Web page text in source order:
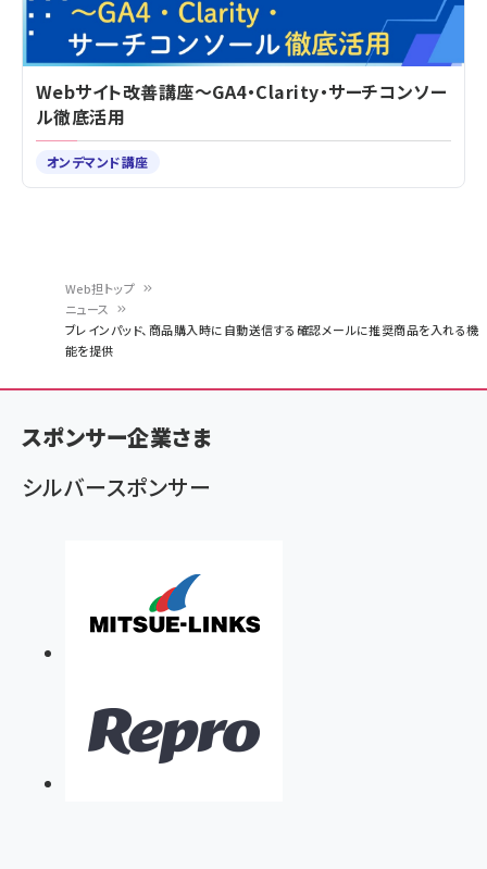
く
ず
Web担トップ
ニュース
ブレインパッド、商品購入時に自動送信する確認メールに推奨商品を入れる機
能を提供
Webサイト改善講座～GA4・Clarity・サーチコンソー
ル徹底活用
オンデマンド講座
スポンサー企業さま
シルバースポンサー